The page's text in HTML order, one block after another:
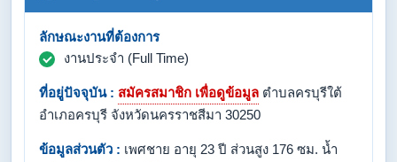
ลักษณะงานที่ต้องการ
งานประจำ (Full Time)
ที่อยู่ปัจจุบัน : สมัครสมาชิก เพื่อดูข้อมูล ตำบลครบุรีใต้
อำเภอครบุรี จังหวัดนครราชสีมา 30250
ข้อมูลส่วนตัว : เพศชาย อายุ 23 ปี ส่วนสูง 176 ซม. น้ำ